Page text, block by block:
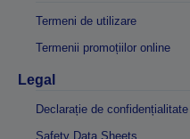
Termeni de utilizare
Termenii promoțiilor online
Legal
Declarație de
Safety Data Sheets